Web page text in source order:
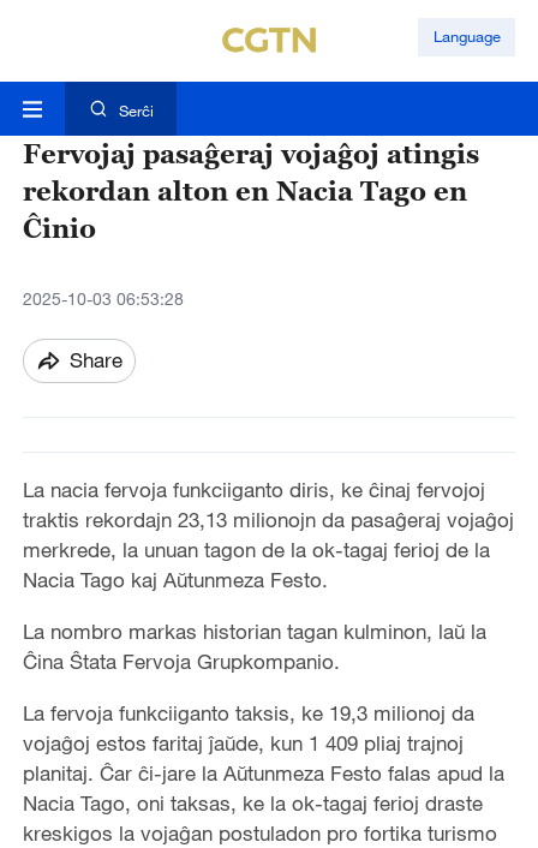
Language
Serĉi
Fervojaj pasaĝeraj vojaĝoj atingis
rekordan alton en Nacia Tago en
Ĉinio
2025-10-03 06:53:28
Share
La nacia fervoja funkciiganto diris, ke ĉinaj fervojoj
traktis rekordajn 23,13 milionojn da pasaĝeraj vojaĝoj
merkrede, la unuan tagon de la ok-tagaj ferioj de la
Nacia Tago kaj Aŭtunmeza Festo.
La nombro markas historian tagan kulminon, laŭ la
Ĉina Ŝtata Fervoja Grupkompanio.
La fervoja funkciiganto taksis, ke 19,3 milionoj da
vojaĝoj estos faritaj ĵaŭde, kun 1 409 pliaj trajnoj
planitaj. Ĉar ĉi-jare la Aŭtunmeza Festo falas apud la
Nacia Tago, oni taksas, ke la ok-tagaj ferioj draste
kreskigos la vojaĝan postuladon pro fortika turismo